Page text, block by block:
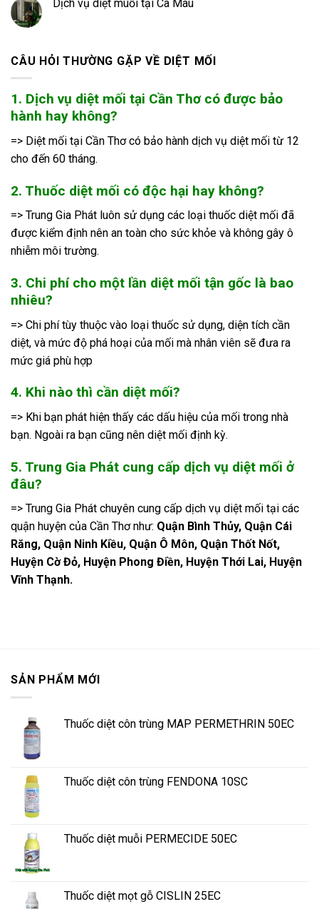
Dịch vụ diệt muỗi tại Cà Mau
CÂU HỎI THƯỜNG GẶP VỀ DIỆT MỐI
1. Dịch vụ diệt mối tại Cần Thơ có được bảo
hành hay không?
=> Diệt mối tại Cần Thơ có bảo hành dịch vụ diệt mối từ 12
cho đến 60 tháng.
2. Thuốc diệt mối có độc hại hay không?
=> Trung Gia Phát luôn sử dụng các loại thuốc diệt mối đã
được kiểm định nên an toàn cho sức khỏe và không gây ô
nhiễm môi trường.
3. Chi phí cho một lần diệt mối tận gốc là bao
nhiêu?
=> Chi phí tùy thuộc vào loại thuốc sử dụng, diện tích cần
diệt, và mức độ phá hoại của mối mà nhân viên sẽ đưa ra
mức giá phù hợp
4. Khi nào thì cần diệt mối?
=> Khi bạn phát hiện thấy các dấu hiệu của mối trong nhà
bạn. Ngoài ra bạn cũng nên diệt mối định kỳ.
5. Trung Gia Phát cung cấp dịch vụ diệt mối ở
đâu?
=> Trung Gia Phát chuyên cung cấp dịch vụ diệt mối tại các
quận huyện của Cần Thơ như: Quận Bình Thủy, Quận Cái
Răng, Quận Ninh Kiều, Quận Ô Môn, Quận Thốt Nốt,
Huyện Cờ Đỏ, Huyện Phong Điền, Huyện Thới Lai, Huyện
Vĩnh Thạnh.
SẢN PHẨM MỚI
Thuốc diệt côn trùng MAP PERMETHRIN 50EC
Thuốc diệt côn trùng FENDONA 10SC
Thuốc diệt muỗi PERMECIDE 50EC
Thuốc diệt mọt gỗ CISLIN 25EC